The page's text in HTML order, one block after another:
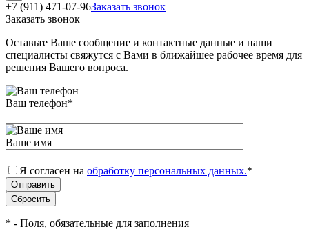
+7 (911) 471-07-96Заказать звонок
Заказать звонок
Оставьте Ваше сообщение и контактные данные и наши
специалисты свяжутся с Вами в ближайшее рабочее время для
решения Вашего вопроса.
Ваш телефон*
Ваше имя
Я согласен на обработку персональных данных.*
* - Поля, обязательные для заполнения